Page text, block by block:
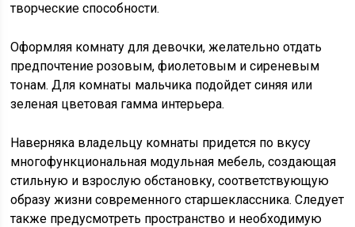
творческие способности.
Оформляя комнату для девочки, желательно отдать
предпочтение розовым, фиолетовым и сиреневым
тонам. Для комнаты мальчика подойдет синяя или
зеленая цветовая гамма интерьера.
Наверняка владельцу комнаты придется по вкусу
многофункциональная модульная мебель, создающая
стильную и взрослую обстановку, соответствующую
образу жизни современного старшеклассника. Следует
также предусмотреть пространство и необходимую